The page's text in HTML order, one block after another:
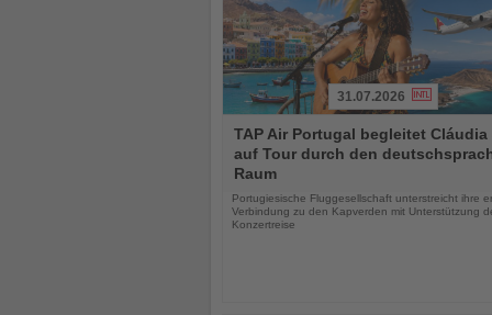
Sie
die
Nachrichten
31.07.2026
TAP Air Portugal begleitet Cláudia
auf Tour durch den
Raum
Portugiesische Fluggesellschaft unterstreicht ihre
Verbindung zu den Kapverden mit Unterstützung
Konzertreise